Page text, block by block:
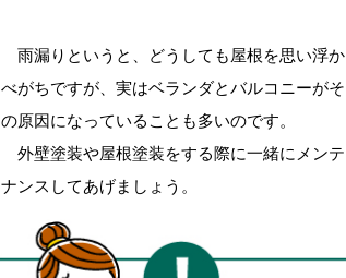
雨漏りというと、どうしても屋根を思い浮か
べがちですが、実はベランダとバルコニーがそ
の原因になっていることも多いのです。
外壁塗装や屋根塗装をする際に一緒にメンテ
ナンスしてあげましょう。